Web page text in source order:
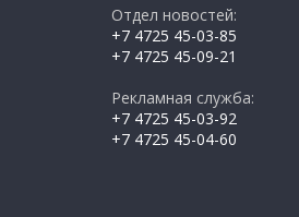
Отдел новостей:
+7 4725 45-03-85
+7 4725 45-09-21
Рекламная служба:
+7 4725 45-03-92
+7 4725 45-04-60